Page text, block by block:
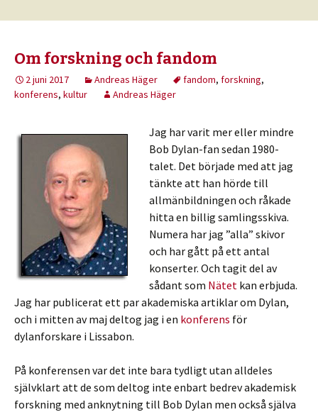
Om forskning och fandom
2 juni 2017 Andreas Häger fandom, forskning,
konferens, kultur Andreas Häger
Jag har varit mer eller mindre
Bob Dylan-fan sedan 1980-
talet. Det började med att jag
tänkte att han hörde till
allmänbildningen och råkade
hitta en billig samlingsskiva.
Numera har jag ”alla” skivor
och har gått på ett antal
konserter. Och tagit del av
sådant som Nätet kan erbjuda.
Jag har publicerat ett par akademiska artiklar om Dylan,
och i mitten av maj deltog jag i en konferens för
dylanforskare i Lissabon.
På konferensen var det inte bara tydligt utan alldeles
självklart att de som deltog inte enbart bedrev akademisk
forskning med anknytning till Bob Dylan men också själva